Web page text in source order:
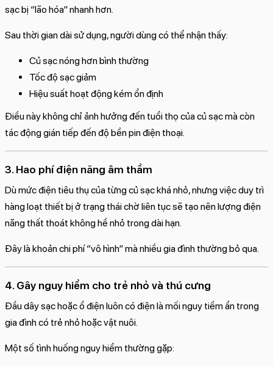
sạc bị “lão hóa” nhanh hơn.
Sau thời gian dài sử dụng, người dùng có thể nhận thấy:
Củ sạc nóng hơn bình thường
Tốc độ sạc giảm
Hiệu suất hoạt động kém ổn định
Điều này không chỉ ảnh hưởng đến tuổi thọ của củ sạc mà còn
tác động gián tiếp đến độ bền pin điện thoại.
3. Hao phí điện năng âm thầm
Dù mức điện tiêu thụ của từng củ sạc khá nhỏ, nhưng việc duy trì
hàng loạt thiết bị ở trạng thái chờ liên tục sẽ tạo nên lượng điện
năng thất thoát không hề nhỏ trong dài hạn.
Đây là khoản chi phí “vô hình” mà nhiều gia đình thường bỏ qua.
4. Gây nguy hiểm cho trẻ nhỏ và thú cưng
Đầu dây sạc hoặc ổ điện luôn có điện là mối nguy tiềm ẩn trong
gia đình có trẻ nhỏ hoặc vật nuôi.
Một số tình huống nguy hiểm thường gặp: